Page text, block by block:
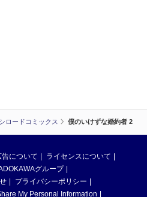
ロードコミックス 僕のいけずな婚約者 2
告について
ライセンスについて
グループ
プライバシーポリシー
My Personal Information